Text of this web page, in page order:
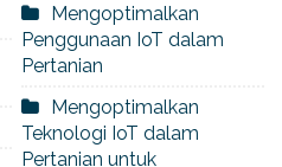
Mengoptimalkan
Penggunaan IoT dalam
Pertanian
Mengoptimalkan
Teknologi IoT dalam
Pertanian untuk